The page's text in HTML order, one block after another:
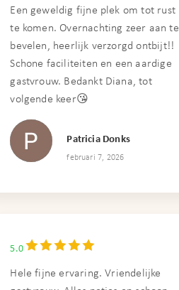
Een geweldig fijne plek om tot rust
te komen. Overnachting zeer aan te
bevelen, heerlijk verzorgd ontbijt!!
Schone faciliteiten en een aardige
gastvrouw. Bedankt Diana, tot
volgende keer😘
Patricia Donks
februari 7, 2026
5.0
Hele fijne ervaring. Vriendelijke